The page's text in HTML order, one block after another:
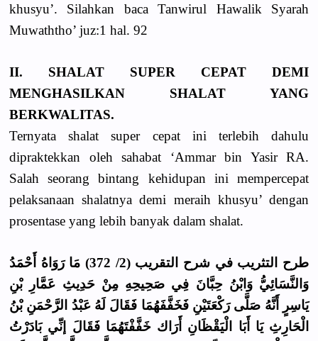
khusyu’. Silahkan baca Tanwirul Hawalik Syarah
Muwaththo’ juz:1 hal. 92
II. SHALAT SUPER CEPAT DEMI
MENGHASILKAN SHALAT YANG
BERKWALITAS.
Ternyata shalat super cepat ini terlebih dahulu
dipraktekkan oleh sahabat ‘Ammar bin Yasir RA.
Salah seorang bintang kehidupan ini mempercepat
pelaksanaan shalatnya demi meraih khusyu’ dengan
prosentase yang lebih banyak dalam shalat.
طرح التثريب في شرح التقريب (2/ 372) مَا رَوَاهُ أَحْمَدُ
وَالنَّسَائِيُّ وَابْنُ حِبَّانَ فِي صَحِيحِهِ مِنْ حَدِيثِ عَمَّارِ بْنِ
يَاسِرٍ أَنَّهُ صَلَّى رَكْعَتَيْنِ فَخَفَّفَهُمَا فَقَالَ لَهُ عَبْدُ الرَّحْمَنِ بْنُ
الْحَارِثِ يَا أَبَا الْيَقْظَانِ أَرَاك خَفَّفْتَهُمَا فَقَالَ إنِّي بَادَرْتُ